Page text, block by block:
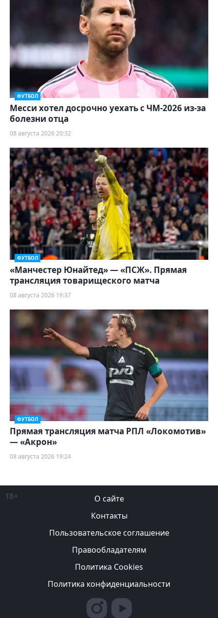
ФУТБОЛ
Месси хотел досрочно уехать с ЧМ-2026 из-за
болезни отца
08 августа 2026 20:32
ФУТБОЛ
«Манчестер Юнайтед» — «ПСЖ». Прямая
трансляция товарищеского матча
08 августа 2026 19:37
ФУТБОЛ
Прямая трансляция матча РПЛ «Локомотив»
— «Акрон»
08 августа 2026 19:24
18+
О сайте
Контакты
Пользовательское соглашение
Правообладателям
Политика Cookies
Политика конфиденциальности